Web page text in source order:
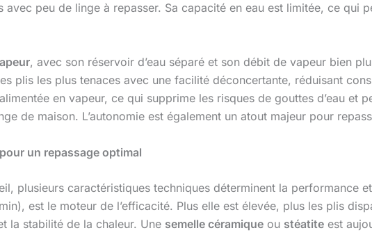
avec peu de linge à repasser. Sa capacité en eau est limitée, ce qui
, avec son réservoir d’eau séparé et son débit de vapeur bien
plis les plus tenaces avec une facilité déconcertante, réduisant
en vapeur, ce qui supprime les risques de gouttes d’eau et
de maison. L’autonomie est également un atout majeur pour
un repassage optimal
plusieurs caractéristiques techniques déterminent la performance
est le moteur de l’efficacité. Plus elle est élevée, plus les plis
la stabilité de la chaleur. Une semelle céramique ou stéatite est